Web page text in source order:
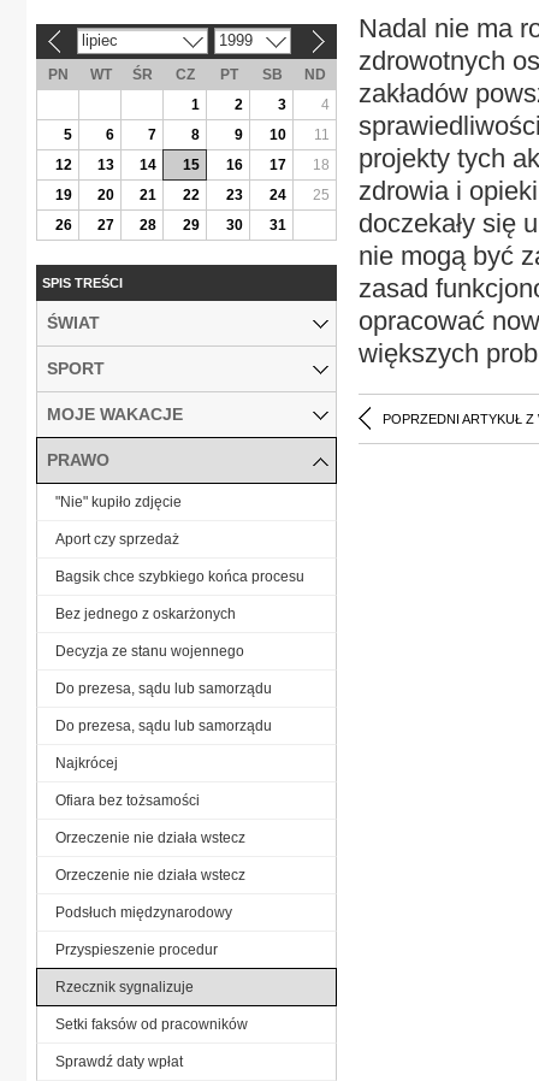
Nadal nie ma
zdrowotnych
zakładów
projekty tych
zdrowia i
doczekały się
nie mogą być
zasad
opracować
większych
POPRZEDNI ARTYKUŁ Z
lipiec 1999
PN WT ŚR CZ PT SB
ND
1
2 3
4
5
6 7 8 9 10
11
12
13 14 15 16 17
18
19
20 21 22 23 24
25
26
27 28 29 30 31
SPIS TREŚCI
ŚWIAT
SPORT
MOJE WAKACJE
PRAWO
"Nie" kupiło zdjęcie
Aport czy sprzedaż
Bagsik chce szybkiego końca procesu
Bez jednego z oskarżonych
Decyzja ze stanu wojennego
Do prezesa, sądu lub samorządu
Do prezesa, sądu lub samorządu
Najkrócej
Ofiara bez tożsamości
Orzeczenie nie działa wstecz
Orzeczenie nie działa wstecz
Podsłuch międzynarodowy
Przyspieszenie procedur
Rzecznik sygnalizuje
Setki faksów od pracowników
Sprawdź daty wpłat